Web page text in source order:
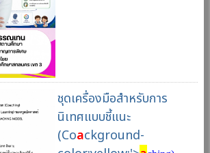
ชุดเครื่องมือสําหรับการ
นิเทศแบบชี้แนะ
(Coackground-